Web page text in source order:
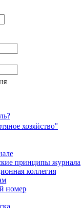
принципы журнала
коллегия
номер